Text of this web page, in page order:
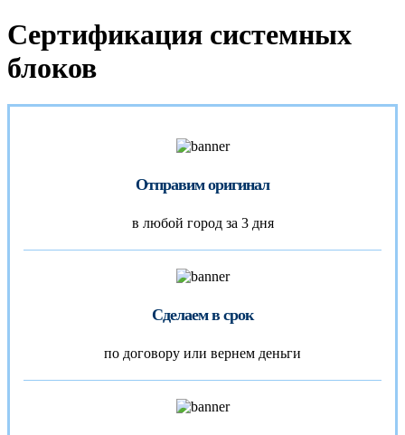
Сертификация системных
блоков
Отправим оригинал
в любой город за 3 дня
Сделаем в срок
по договору или вернем деньги